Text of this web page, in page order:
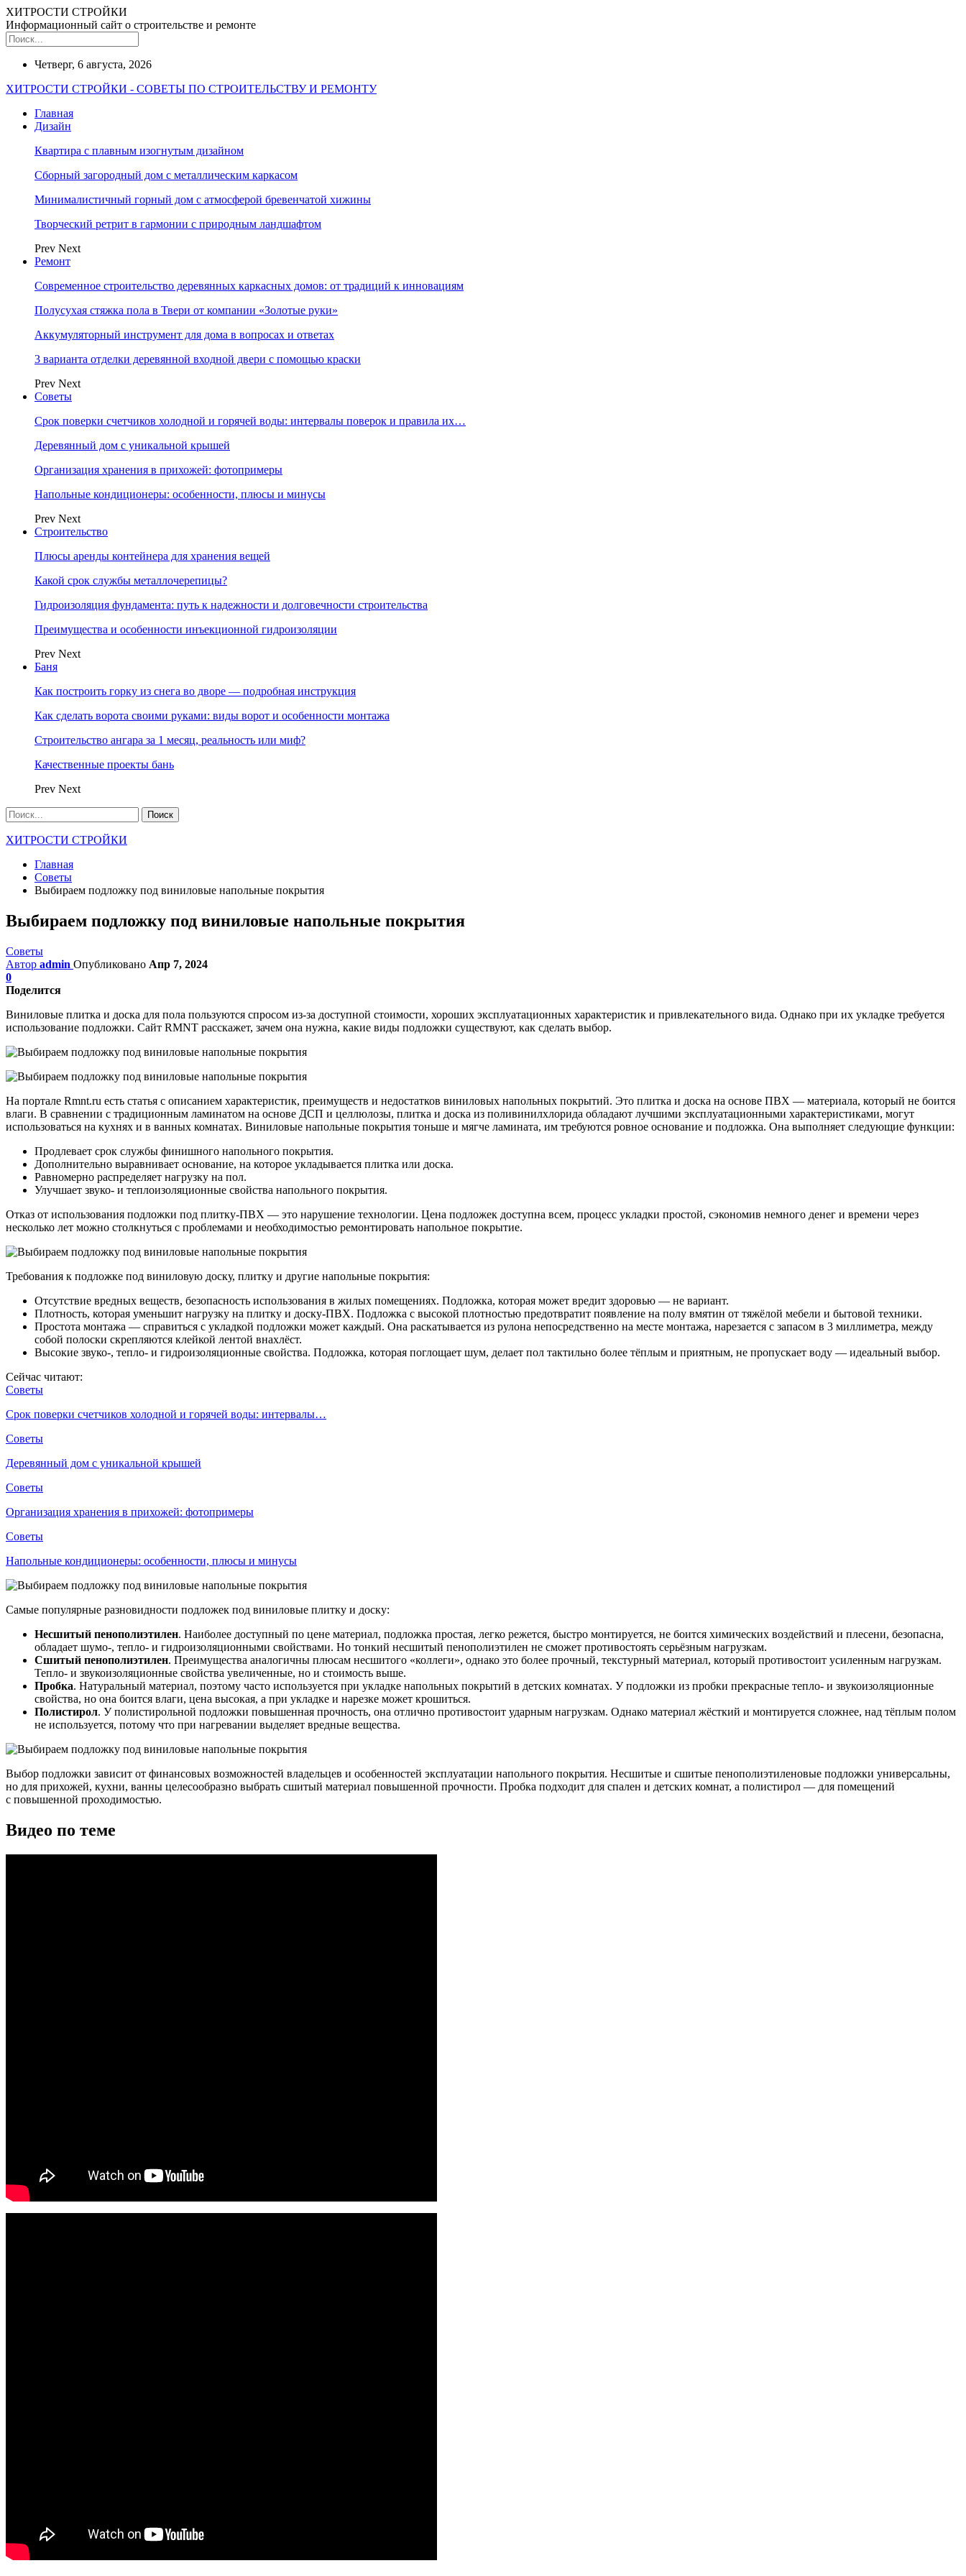
ХИТРОСТИ СТРОЙКИ
Информационный сайт о строительстве и ремонте
Четверг, 6 августа, 2026
ХИТРОСТИ СТРОЙКИ - СОВЕТЫ ПО СТРОИТЕЛЬСТВУ И РЕМОНТУ
Главная
Дизайн
Квартира с плавным изогнутым дизайном
Сборный загородный дом с металлическим каркасом
Минималистичный горный дом с атмосферой бревенчатой хижины
Творческий ретрит в гармонии с природным ландшафтом
Prev Next
Ремонт
Современное строительство деревянных каркасных домов: от традиций к инновациям
Полусухая стяжка пола в Твери от компании «Золотые руки»
Аккумуляторный инструмент для дома в вопросах и ответах
3 варианта отделки деревянной входной двери с помощью краски
Prev Next
Советы
Срок поверки счетчиков холодной и горячей воды: интервалы поверок и правила их…
Деревянный дом с уникальной крышей
Организация хранения в прихожей: фотопримеры
Напольные кондиционеры: особенности, плюсы и минусы
Prev Next
Строительство
Плюсы аренды контейнера для хранения вещей
Какой срок службы металлочерепицы?
Гидроизоляция фундамента: путь к надежности и долговечности строительства
Преимущества и особенности инъекционной гидроизоляции
Prev Next
Баня
Как построить горку из снега во дворе — подробная инструкция
Как сделать ворота своими руками: виды ворот и особенности монтажа
Строительство ангара за 1 месяц, реальность или миф?
Качественные проекты бань
Prev Next
ХИТРОСТИ СТРОЙКИ
Главная
Советы
Выбираем подложку под виниловые напольные покрытия
Выбираем подложку под виниловые напольные покрытия
Советы
Автор admin Опубликовано Апр 7, 2024
0
Поделится
Виниловые плитка и доска для пола пользуются спросом из-за доступной стоимости, хороших эксплуатационных характеристик и привлекательного вида. Однако при их укладке требуется
использование подложки. Сайт RMNT расскажет, зачем она нужна, какие виды подложки существуют, как сделать выбор.
На портале Rmnt.ru есть статья с описанием характеристик, преимуществ и недостатков виниловых напольных покрытий. Это плитка и доска на основе ПВХ — материала, который не боится
влаги. В сравнении с традиционным ламинатом на основе ДСП и целлюлозы, плитка и доска из поливинилхлорида обладают лучшими эксплуатационными характеристиками, могут
использоваться на кухнях и в ванных комнатах. Виниловые напольные покрытия тоньше и мягче ламината, им требуются ровное основание и подложка. Она выполняет следующие функции:
Продлевает срок службы финишного напольного покрытия.
Дополнительно выравнивает основание, на которое укладывается плитка или доска.
Равномерно распределяет нагрузку на пол.
Улучшает звуко- и теплоизоляционные свойства напольного покрытия.
Отказ от использования подложки под плитку-ПВХ — это нарушение технологии. Цена подложек доступна всем, процесс укладки простой, сэкономив немного денег и времени через
несколько лет можно столкнуться с проблемами и необходимостью ремонтировать напольное покрытие.
Требования к подложке под виниловую доску, плитку и другие напольные покрытия:
Отсутствие вредных веществ, безопасность использования в жилых помещениях. Подложка, которая может вредит здоровью — не вариант.
Плотность, которая уменьшит нагрузку на плитку и доску-ПВХ. Подложка с высокой плотностью предотвратит появление на полу вмятин от тяжёлой мебели и бытовой техники.
Простота монтажа — справиться с укладкой подложки может каждый. Она раскатывается из рулона непосредственно на месте монтажа, нарезается с запасом в 3 миллиметра, между
собой полоски скрепляются клейкой лентой внахлёст.
Высокие звуко-, тепло- и гидроизоляционные свойства. Подложка, которая поглощает шум, делает пол тактильно более тёплым и приятным, не пропускает воду — идеальный выбор.
Сейчас читают:
Советы
Срок поверки счетчиков холодной и горячей воды: интервалы…
Советы
Деревянный дом с уникальной крышей
Советы
Организация хранения в прихожей: фотопримеры
Советы
Напольные кондиционеры: особенности, плюсы и минусы
Самые популярные разновидности подложек под виниловые плитку и доску:
Несшитый пенополиэтилен. Наиболее доступный по цене материал, подложка простая, легко режется, быстро монтируется, не боится химических воздействий и плесени, безопасна,
обладает шумо-, тепло- и гидроизоляционными свойствами. Но тонкий несшитый пенополиэтилен не сможет противостоять серьёзным нагрузкам.
Сшитый пенополиэтилен. Преимущества аналогичны плюсам несшитого «коллеги», однако это более прочный, текстурный материал, который противостоит усиленным нагрузкам.
Тепло- и звукоизоляционные свойства увеличенные, но и стоимость выше.
Пробка. Натуральный материал, поэтому часто используется при укладке напольных покрытий в детских комнатах. У подложки из пробки прекрасные тепло- и звукоизоляционные
свойства, но она боится влаги, цена высокая, а при укладке и нарезке может крошиться.
Полистирол. У полистирольной подложки повышенная прочность, она отлично противостоит ударным нагрузкам. Однако материал жёсткий и монтируется сложнее, над тёплым полом
не используется, потому что при нагревании выделяет вредные вещества.
Выбор подложки зависит от финансовых возможностей владельцев и особенностей эксплуатации напольного покрытия. Несшитые и сшитые пенополиэтиленовые подложки универсальны,
но для прихожей, кухни, ванны целесообразно выбрать сшитый материал повышенной прочности. Пробка подходит для спален и детских комнат, а полистирол — для помещений
с повышенной проходимостью.
Видео по теме